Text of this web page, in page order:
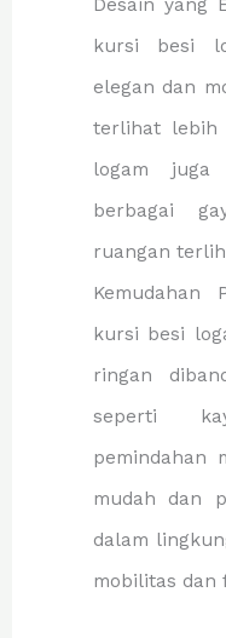
Desain yang
kursi besi
elegan dan
terlihat lebih
logam juga
berbagai
ruangan
Kemudahan
kursi besi
ringan
seperti
pemindahan
mudah dan
dalam
mobilitas dan